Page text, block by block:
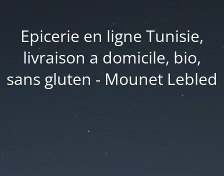
Epicerie en ligne Tunisie,
livraison a domicile, bio,
sans gluten - Mounet Lebled